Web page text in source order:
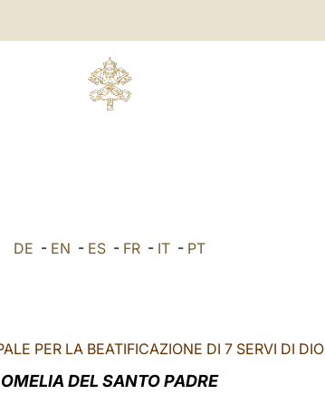
DE - EN - ES - FR - IT - PT
PER LA BEATIFICAZIONE DI 7 SERVI DI DIO
OMELIA DEL SANTO PADRE